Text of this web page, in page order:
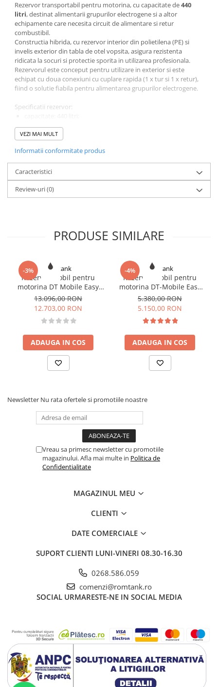
Rezervor transportabil pentru motorina, cu capacitate de440
litri, destinat alimentarii grupurilor electrogene si a altor
echipamente care necesita circuit de alimentare si retur
combustibil.
Constructia hibrida, cu rezervor interior din polietilena (PE) si
invelis exterior din tabla de otel vopsita, asigura rezistenta
ridicata la socuri si protectie sporita in utilizarea profesionala.
Rezervorul este conceput pentru utilizare in exterior si este
echipat cu doua conexiuni cu cuplare rapida (1 x tur si 1 x retur),
fiind o solutie fiabila pentru alimentarea grupurilor electrogene.
Specificatii rezervor:
rezervor interior din polietilena (PE);
invelis exterior din tabla de otel groasa de 3 mm, vopsita;;
indicator mecanic de nivel;
capac cu sistem de inchidere;
buzunare pentru manipulare cu motostivuitorul;
ochi de macara pentru ridicare;
destinat utilizarii in exterior;
Pentru consumul direct de combustibil conformADR 1.1.3.1 c).
VEZI MAI MULT
Informatii conformitate produs
Caracteristici
Review-uri(0)
PRODUSE SIMILARE
-3% Romtank
Rezervor mobil pentru
motorina DT Mobile Easy
Basic 980 l, BIPUMP 12V, 85
l/min, capac
13.096,00 RON
12.703,00 RON
ADAUGA IN COS
-4% Romtank
Rezervor mobil pentru
motorina DT-Mobile Easy
440 l, 12 V, CENTRI SP30,
30l/min, cu capac
5.380,00 RON
5.150,00 RON
ADAUGA IN COS
Newsletter Nu rata ofertele si promotiile noastre
Vreau sa primesc newsletter cu promotiile
magazinului. Afla mai multe in Politica de
Confidentialitate
MAGAZINUL MEU
CLIENTI
DATE COMERCIALE
SUPORT CLIENTI LUNI-VINERI 08.30-16.30
0268.586.059
comenzi@romtank.ro
SOCIAL URMARESTE-NE IN SOCIAL MEDIA